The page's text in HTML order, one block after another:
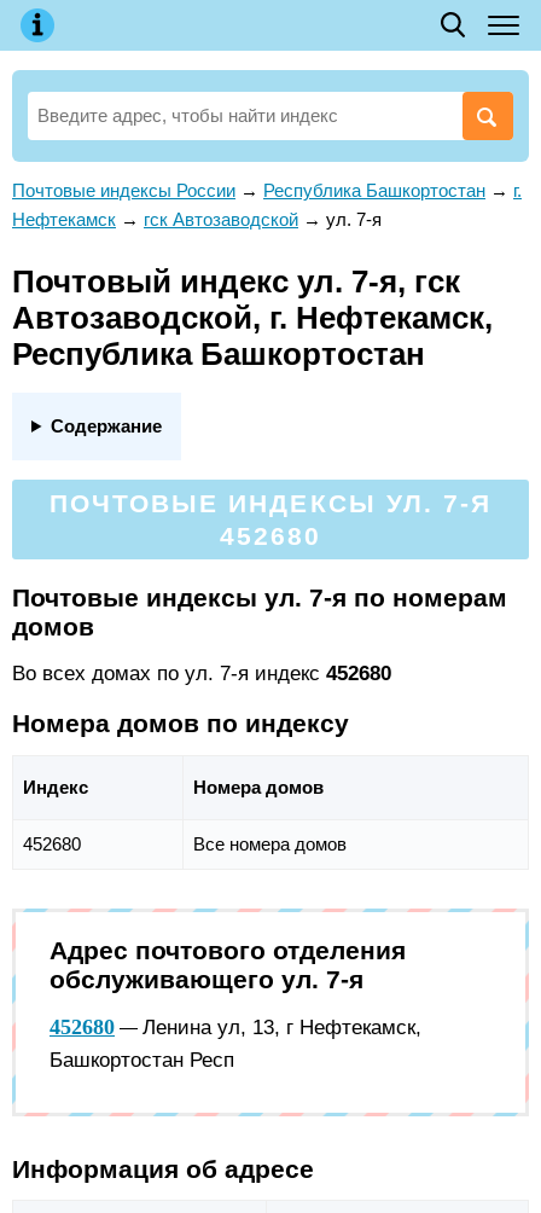
Почтовые индексы России → Республика Башкортостан → г.
Нефтекамск → гск Автозаводской → ул. 7-я
Почтовый индекс ул. 7-я, гск
Автозаводской, г. Нефтекамск,
Республика Башкортостан
Содержание
ПОЧТОВЫЕ ИНДЕКСЫ УЛ. 7-Я
452680
Почтовые индексы ул. 7-я по номерам
домов
Во всех домах по ул. 7-я индекс 452680
Номера домов по индексу
Индекс Номера домов
452680 Все номера домов
Адрес почтового отделения
обслуживающего ул. 7-я
452680 — Ленина ул, 13, г Нефтекамск,
Башкортостан Респ
Информация об адресе